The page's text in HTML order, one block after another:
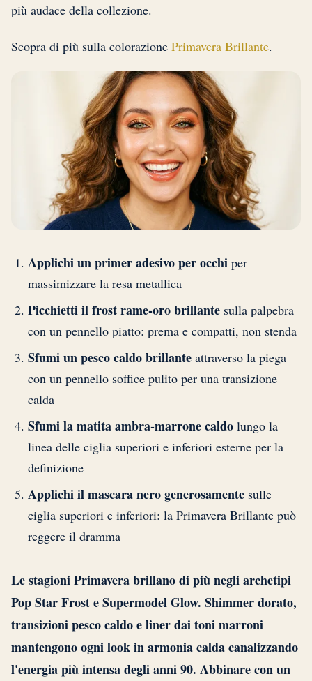
più audace della collezione.
Scopra di più sulla colorazione Primavera Brillante.
Applichi un primer adesivo per occhi per
massimizzare la resa metallica
Picchietti il frost rame-oro brillante sulla palpebra
con un pennello piatto: prema e compatti, non stenda
Sfumi un pesco caldo brillante attraverso la piega
con un pennello soffice pulito per una transizione
calda
Sfumi la matita ambra-marrone caldo lungo la
linea delle ciglia superiori e inferiori esterne per la
definizione
Applichi il mascara nero generosamente sulle
ciglia superiori e inferiori: la Primavera Brillante può
reggere il dramma
Le stagioni Primavera brillano di più negli archetipi
Pop Star Frost e Supermodel Glow. Shimmer dorato,
transizioni pesco caldo e liner dai toni marroni
mantengono ogni look in armonia calda canalizzando
l'energia più intensa degli anni 90. Abbinare con un